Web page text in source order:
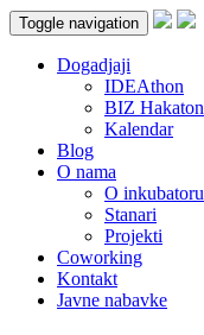
Toggle navigation
Dogadjaji
IDEAthon
BIZ Hakaton
Kalendar
Blog
O nama
O inkubatoru
Stanari
Projekti
Coworking
Kontakt
Javne nabavke